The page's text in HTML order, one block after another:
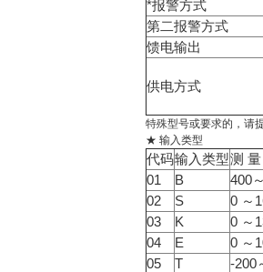
*报警方式
第二报警方式
馈电输出
供电方式
特殊型号或要求的，请
★ 输入类型
代码输入类型测
01
B
400
02
S
0 ～
03
K
0 ～
04
E
0 ～
05
T
-200